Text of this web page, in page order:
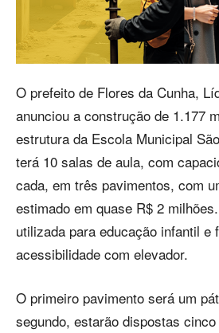
O prefeito de Flores da Cunha,
anunciou a construção de 1.177
estrutura da Escola Municipal
terá 10 salas de aula, com
cada, em três pavimentos, com
estimado em quase R$ 2
utilizada para educação infantil e
acessibilidade com elevador.
O primeiro pavimento será um
segundo, estarão dispostas